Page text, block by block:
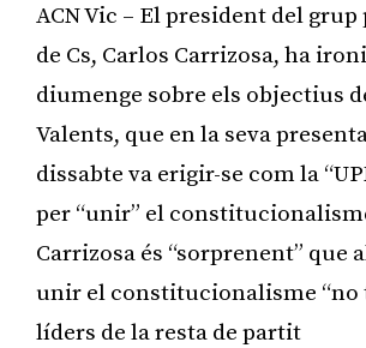
ACN Vic – El president del
de Cs, Carlos Carrizosa, ha
diumenge sobre els objectius
Valents, que en la seva
dissabte va erigir-se com la
per “unir” el
Carrizosa és “sorprenent” que
unir el constitucionalisme “no
líders de la resta de partit